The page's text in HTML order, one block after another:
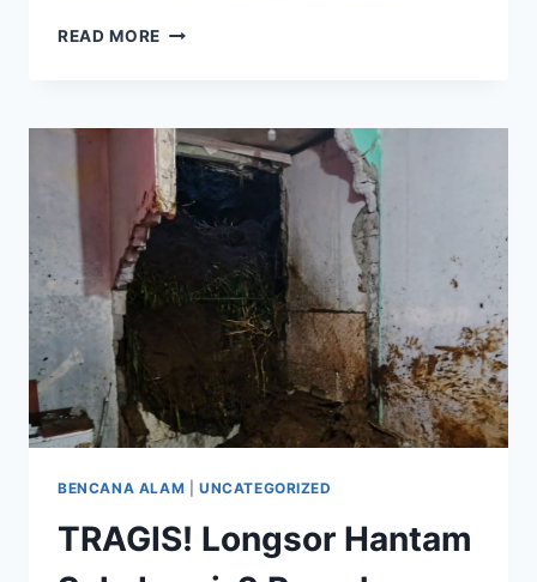
READ MORE MENCEKAM!
MENGINTAI,
BENGKULU
PERCEPAT
SISTEM
PERINGATAN
BENCANA ALAM UNCATEGORIZED
TRAGIS! Longsor Hantam